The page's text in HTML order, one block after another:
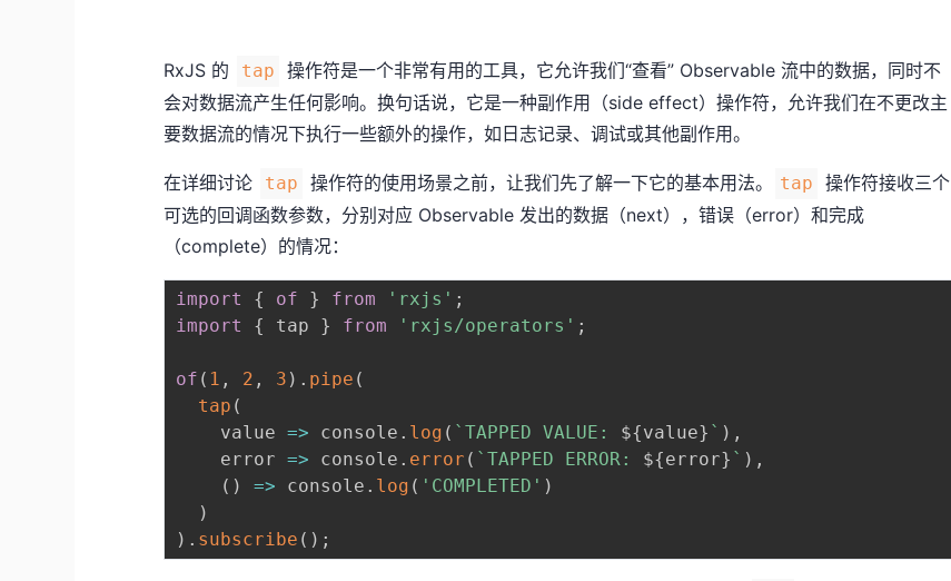
RxJS 的 tap
操作符是一个非常有用的工具，它允许我们“查看” Observable 流中的数据，同时不
会对数据流产生任何影响。换句话说，它是一种副作用（side effect）操作符，允许我们在不更改主
要数据流的情况下执行一些额外的操作，如日志记录、调试或其他副作用。
在详细讨论 tap 操作符的使用场景之前，让我们先了解一下它的基本用法。 tap
操作符接收三个
可选的回调函数参数，分别对应 Observable 发出的数据（next），错误（error）和完成
（complete）的情况：
import { of } from 'rxjs' ;
import
{ tap } from 'rxjs/operators' ;
of ( 1 , 2 , 3 ) . pipe (
tap (
value => console . log ( `TAPPED VALUE: ${value} ` ) ,
error => console . error ( `TAPPED ERROR: ${error} ` ) ,
( ) => console . log ( 'COMPLETED' )
)
) . subscribe ( ) ;